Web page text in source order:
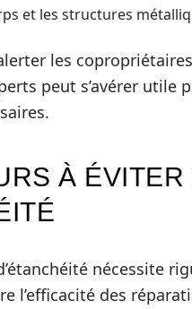
et les structures
les
peut s’avérer utile
À
nécessite
l’efficacité des